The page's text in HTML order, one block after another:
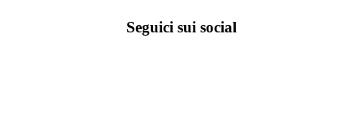
Seguici sui social